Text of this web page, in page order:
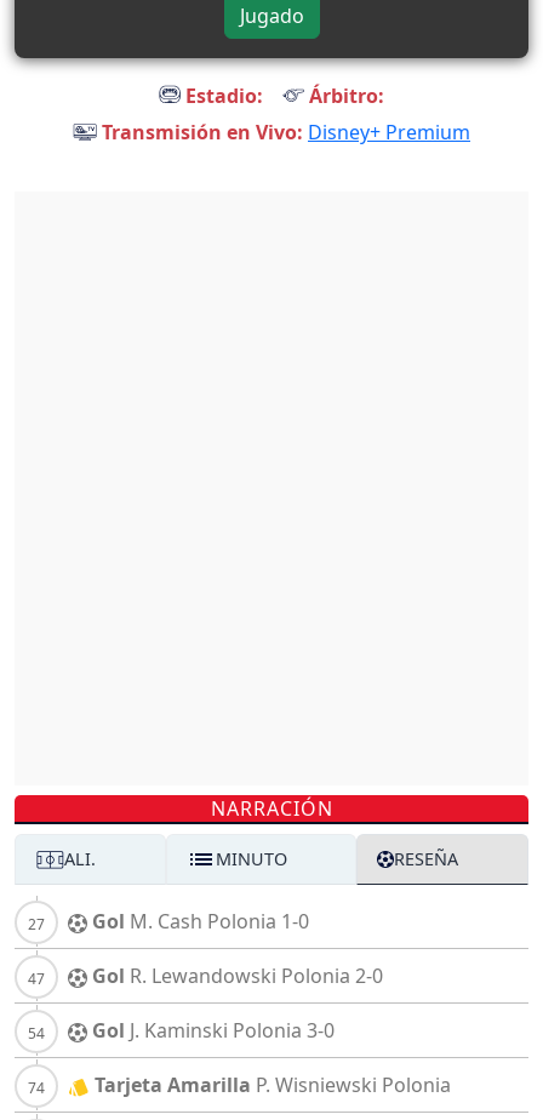
Jugado
Estadio:
Árbitro:
Transmisión en Vivo: Disney+ Premium
NARRACIÓN
ALI. MINUTO RESEÑA
Gol M. Cash Polonia 1-0
Gol R. Lewandowski Polonia 2-0
Gol J. Kaminski Polonia 3-0
Tarjeta Amarilla P. Wisniewski Polonia